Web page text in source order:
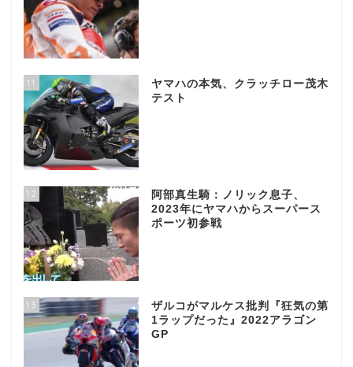
11
ヤマハの本気、クラッチロー茂木
テスト
12
阿部真生騎：ノリック息子、
2023年にヤマハからスーパース
ポーツ初参戦
13
ザルコがマルケス批判『狂気の第
1ラップだった』2022アラゴン
GP